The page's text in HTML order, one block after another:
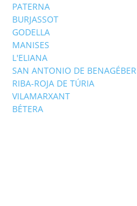
PATERNA
BURJASSOT
GODELLA
MANISES
L'ELIANA
SAN ANTONIO DE BENAGÉBER
RIBA-ROJA DE TÚRIA
VILAMARXANT
BÉTERA